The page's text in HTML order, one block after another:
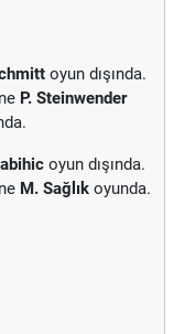
oyun dışında.
P. Steinwender
oyun dışında.
M. Sağlık oyunda.